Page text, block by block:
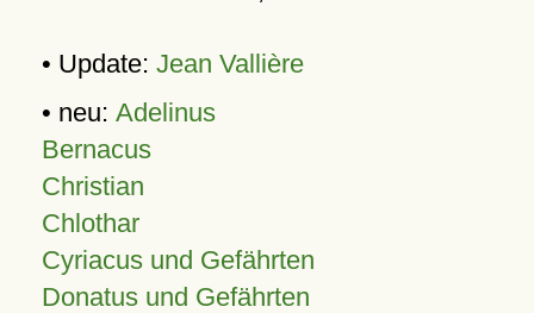
• Update: Jean Vallière
• neu: Adelinus
Bernacus
Christian
Chlothar
Cyriacus und Gefährten
Donatus und Gefährten